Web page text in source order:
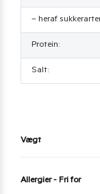
– heraf
Protein:
Salt:
Vægt
Allergier - Fri for